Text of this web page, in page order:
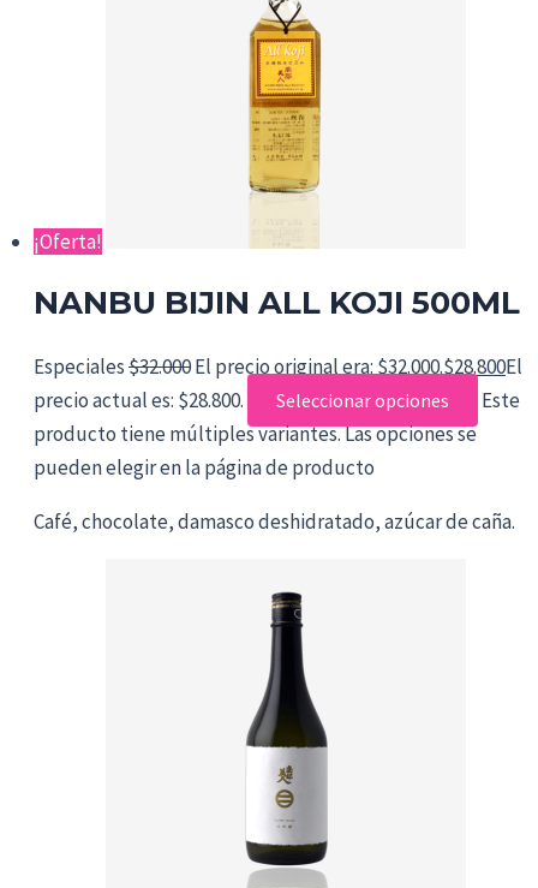
¡Oferta!
NANBU BIJIN ALL KOJI 500ML
Especiales$32.000El precio original era: $32.000.$28.800El
precio actual es: $28.800.
Seleccionar opciones
Este
producto tiene múltiples variantes. Las opciones se
pueden elegir en la página de producto
Café, chocolate, damasco deshidratado, azúcar de caña.